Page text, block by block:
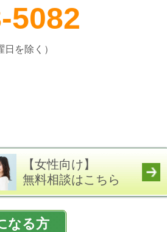
5082
を除く）
【女性向け】
無料相談はこちら
なる方